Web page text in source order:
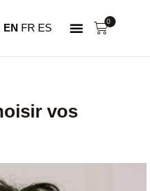
EN FR ES
0
vos